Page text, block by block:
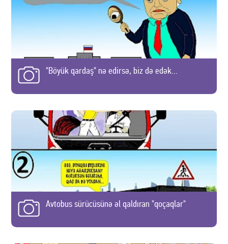
"Böyük qardaş" nə edirsə, biz də edək...
Avtobus sürücüsünə əl qaldıran "qoçaqlar"